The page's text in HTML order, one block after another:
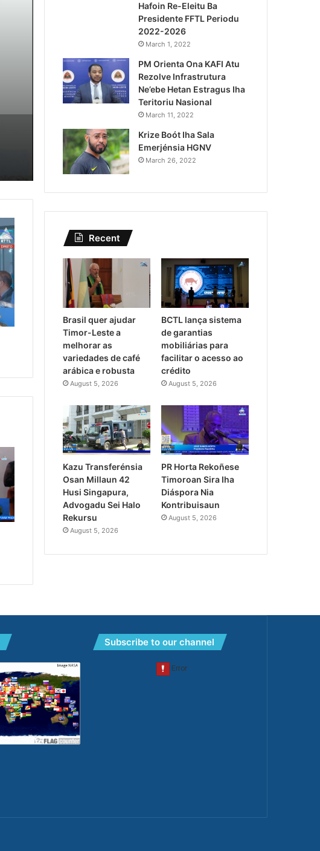
Lei Siberseguransa Ajuda
Kaptura Autór Kriminozu
Estranjeiru
Hafoin Re-Eleitu Ba
Presidente FFTL Periodu
2022-2026
March 1, 2022
PM Orienta Ona KAFI Atu
Rezolve Infrastrutura
Ne’ebe Hetan Estragus Iha
Teritoriu Nasional
March 11, 2022
Krize Boót Iha Sala
Emerjénsia HGNV
March 26, 2022
Recent
Brasil quer ajudar
Timor-Leste a
melhorar as
variedades de café
arábica e robusta
August 5, 2026
BCTL lança sistema
de garantias
mobiliárias para
facilitar o acesso ao
crédito
August 5, 2026
Kazu Transferénsia
Osan Millaun 42
Husi Singapura,
Advogadu Sei Halo
Rekursu
August 5, 2026
PR Horta Rekoñese
Timoroan Sira Iha
Diáspora Nia
Kontribuisaun
August 5, 2026
Subscribe to our channel